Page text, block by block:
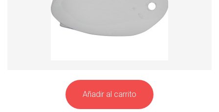
Añadir al carrito